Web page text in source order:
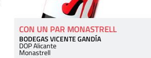
CON UN PAR MONASTRELL
BODEGAS VICENTE GANDÍA
DOP Alicante
Monastrell